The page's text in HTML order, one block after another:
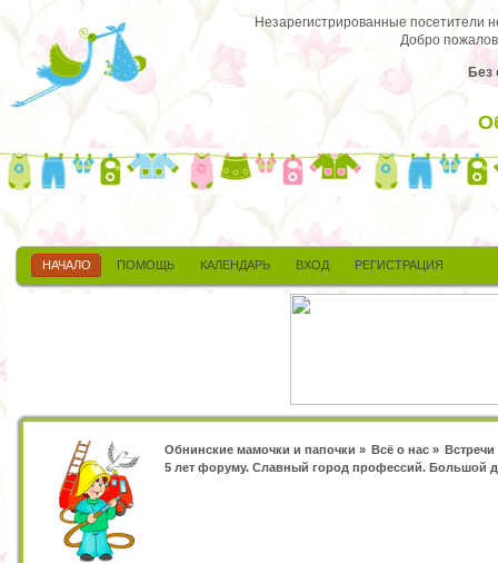
Незарегистрированные посетители
Добро
Без
НАЧАЛО ПОМОЩЬ КАЛЕНДАРЬ ВХОД РЕГИСТРАЦИЯ
Обнинские мамочки и папочки » Всё о нас» Встречи
5 лет форуму. Славный город профессий. Большой